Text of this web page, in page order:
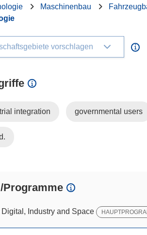
Maschinenbau
vorschlagen
integration governmental users
Programme
Industry and Space